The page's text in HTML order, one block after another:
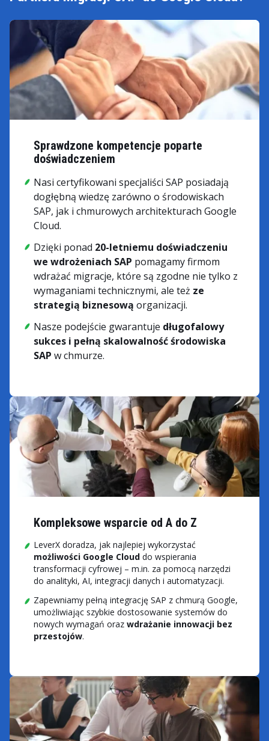
Sprawdzone kompetencje poparte
doświadczeniem
Nasi certyfikowani specjaliści SAP posiadają
dogłębną wiedzę zarówno o środowiskach
SAP, jak i chmurowych architekturach Google
Cloud.
Dzięki ponad 20-letniemu doświadczeniu
we wdrożeniach SAP pomagamy firmom
wdrażać migracje, które są zgodne nie tylko z
wymaganiami technicznymi, ale też ze
strategią biznesową organizacji.
Nasze podejście gwarantuje długofalowy
sukces i pełną skalowalność środowiska
SAP w chmurze.
Kompleksowe wsparcie od A do Z
LeverX doradza, jak najlepiej wykorzystać
możliwości Google Cloud do wspierania
transformacji cyfrowej – m.in. za pomocą narzędzi
do analityki, AI, integracji danych i automatyzacji.
Zapewniamy pełną integrację SAP z chmurą Google,
umożliwiając szybkie dostosowanie systemów do
nowych wymagań oraz wdrażanie innowacji bez
przestojów.